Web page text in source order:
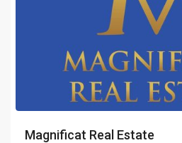
Magnificat Real Estate